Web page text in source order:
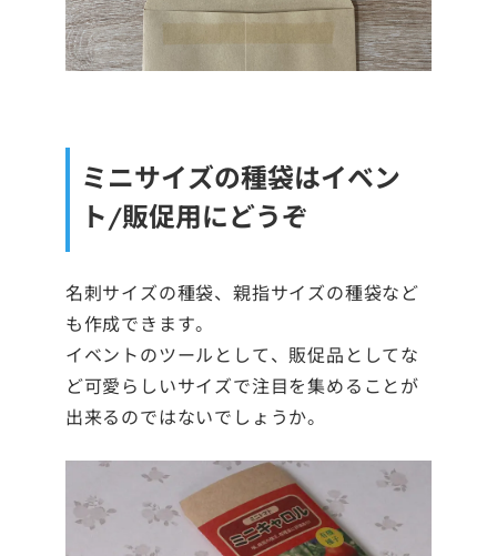
ミニサイズの種袋はイベン
ト/販促用にどうぞ
名刺サイズの種袋、親指サイズの種袋など
も作成できます。
イベントのツールとして、販促品としてな
ど可愛らしいサイズで注目を集めることが
出来るのではないでしょうか。